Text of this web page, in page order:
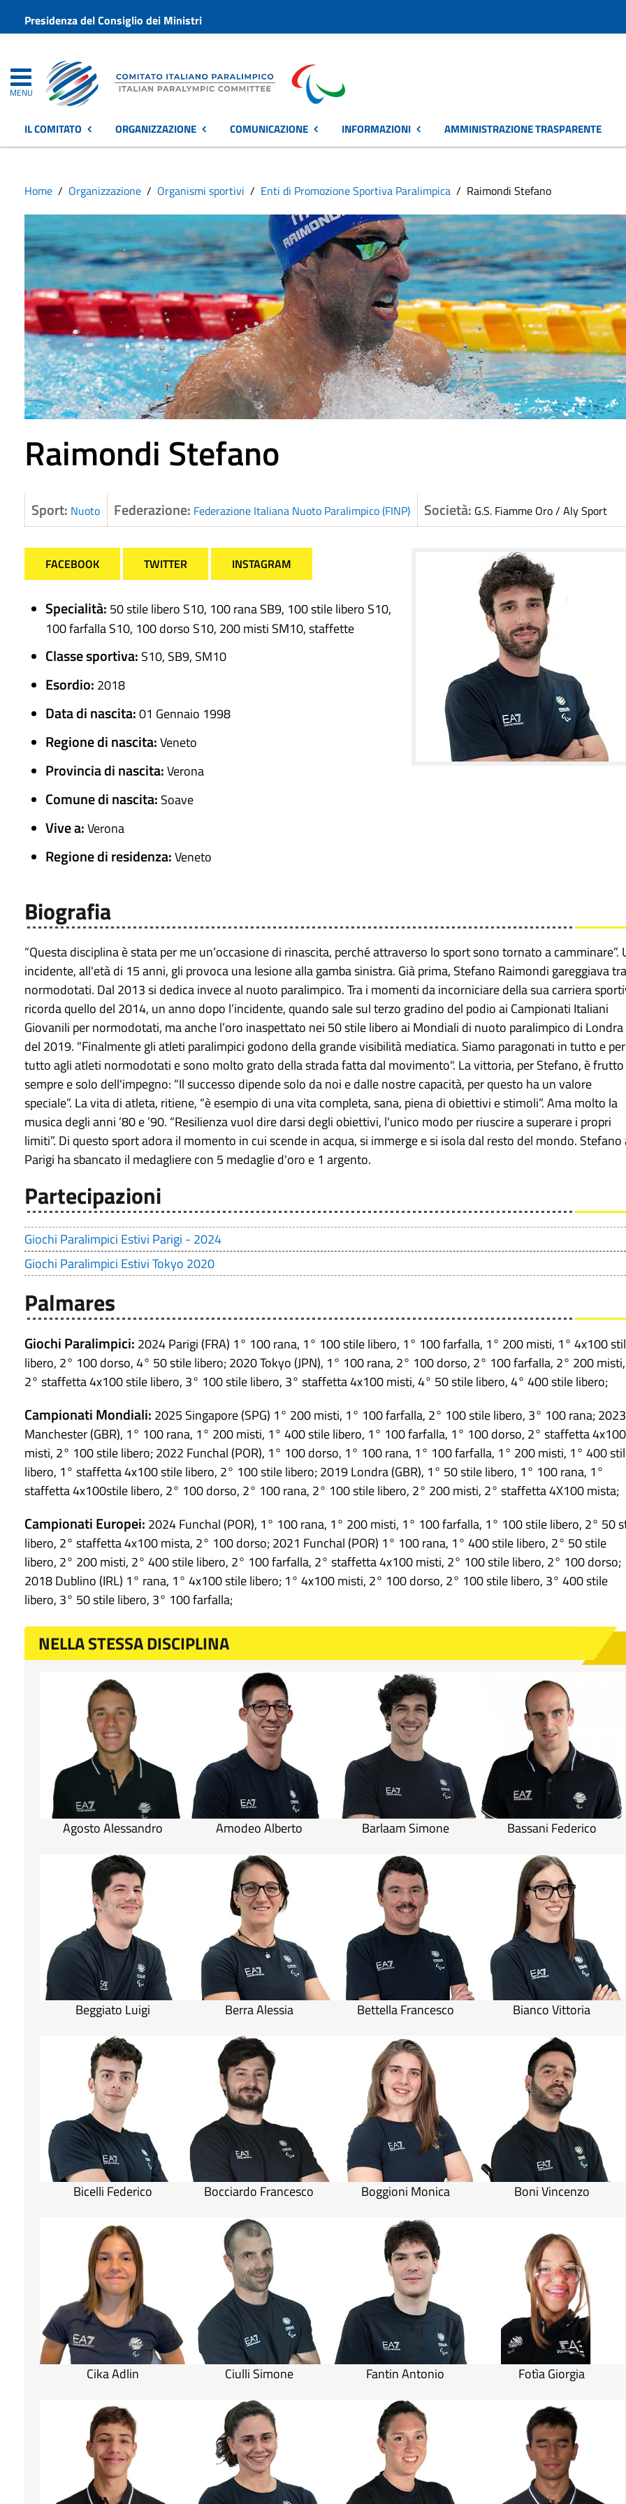
Presidenza del Consiglio dei Ministri
MENU
IL COMITATO ORGANIZZAZIONE COMUNICAZIONE INFORMAZIONI AMMINISTRAZIONE TRASPARENTE
Home Organizzazione Organismi sportivi Enti di Promozione Sportiva Paralimpica Raimondi Stefano
Raimondi Stefano
Sport: Nuoto Federazione: Federazione Italiana Nuoto Paralimpico (FINP) Società: G.S. Fiamme Oro / Aly Sport
FACEBOOK TWITTER INSTAGRAM
Specialità: 50 stile libero S10, 100 rana SB9, 100 stile libero S10,
100 farfalla S10, 100 dorso S10, 200 misti SM10, staffette
Classe sportiva: S10, SB9, SM10
Esordio: 2018
Data di nascita:01 Gennaio 1998
Regione di nascita:Veneto
Provincia di nascita:Verona
Comune di nascita: Soave
Vive a:Verona
Regione di residenza:Veneto
Biografia
“Questa disciplina è stata per me un’occasione di rinascita, perché attraverso lo sport sono tornato a camminare”.
incidente, all'età di 15 anni, gli provoca una lesione alla gamba sinistra. Già prima, Stefano Raimondi gareggiava
normodotati. Dal 2013 si dedica invece al nuoto paralimpico. Tra i momenti da incorniciare della sua carriera
ricorda quello del 2014, un anno dopo l’incidente, quando sale sul terzo gradino del podio ai Campionati Italiani
Giovanili per normodotati, ma anche l’oro inaspettato nei 50 stile libero ai Mondiali di nuoto paralimpico di Londra
del 2019. "Finalmente gli atleti paralimpici godono della grande visibilità mediatica. Siamo paragonati in tutto e per
tutto agli atleti normodotati e sono molto grato della strada fatta dal movimento". La vittoria, per Stefano, è frutto
sempre e solo dell'impegno: “Il successo dipende solo da noi e dalle nostre capacità, per questo ha un valore
speciale”. La vita di atleta, ritiene, “è esempio di una vita completa, sana, piena di obiettivi e stimoli”. Ama molto la
musica degli anni ’80 e ’90. “Resilienza vuol dire darsi degli obiettivi, l'unico modo per riuscire a superare i propri
limiti”. Di questo sport adora il momento in cui scende in acqua, si immerge e si isola dal resto del mondo. Stefano
Parigi ha sbancato il medagliere con 5 medaglie d'oro e 1 argento.
Partecipazioni
Giochi Paralimpici Estivi Parigi - 2024
Giochi Paralimpici Estivi Tokyo 2020
Palmares
Giochi Paralimpici: 2024 Parigi (FRA) 1° 100 rana, 1° 100 stile libero, 1° 100 farfalla, 1° 200 misti, 1° 4x100
libero, 2° 100 dorso, 4° 50 stile libero; 2020 Tokyo (JPN), 1° 100 rana, 2° 100 dorso, 2° 100 farfalla, 2° 200 misti,
2° staffetta 4x100 stile libero, 3° 100 stile libero, 3° staffetta 4x100 misti, 4° 50 stile libero, 4° 400 stile libero;
Campionati Mondiali: 2025 Singapore (SPG) 1° 200 misti, 1° 100 farfalla, 2° 100 stile libero, 3° 100 rana; 2023
Manchester (GBR), 1° 100 rana, 1° 200 misti, 1° 400 stile libero, 1° 100 farfalla, 1° 100 dorso, 2° staffetta 4x100
misti, 2° 100 stile libero; 2022 Funchal (POR), 1° 100 dorso, 1° 100 rana, 1° 100 farfalla, 1° 200 misti, 1° 400
libero, 1° staffetta 4x100 stile libero, 2° 100 stile libero; 2019 Londra (GBR), 1° 50 stile libero, 1° 100 rana, 1°
staffetta 4x100stile libero, 2° 100 dorso, 2° 100 rana, 2° 100 stile libero, 2° 200 misti, 2° staffetta 4X100 mista;
Campionati Europei: 2024 Funchal (POR), 1° 100 rana, 1° 200 misti, 1° 100 farfalla, 1° 100 stile libero, 2° 50
libero, 2° staffetta 4x100 mista, 2° 100 dorso; 2021 Funchal (POR) 1° 100 rana, 1° 400 stile libero, 2° 50 stile
libero, 2° 200 misti, 2° 400 stile libero, 2° 100 farfalla, 2° staffetta 4x100 misti, 2° 100 stile libero, 2° 100 dorso;
2018 Dublino (IRL) 1° rana, 1° 4x100 stile libero; 1° 4x100 misti, 2° 100 dorso, 2° 100 stile libero, 3° 400 stile
libero, 3° 50 stile libero, 3° 100 farfalla;
NELLA STESSA DISCIPLINA
Agosto Alessandro Amodeo Alberto Barlaam Simone Bassani Federico
Beggiato Luigi Berra Alessia Bettella Francesco Bianco Vittoria
Bicelli Federico Bocciardo Francesco Boggioni Monica Boni Vincenzo
Cika Adlin Ciulli Simone Fantin Antonio Fotìa Giorgia